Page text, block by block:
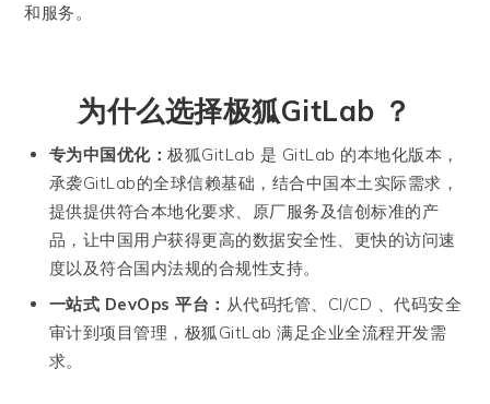
和服务。
为什么选择极狐GitLab ？
专为中国优化：极狐GitLab 是 GitLab 的本地化版本，
承袭GitLab的全球信赖基础，结合中国本土实际需求，
提供提供符合本地化要求、原厂服务及信创标准的产
品，让中国用户获得更高的数据安全性、更快的访问速
度以及符合国内法规的合规性支持。
一站式 DevOps 平台： 从代码托管、CI/CD 、代码安全
审计到项目管理，极狐GitLab 满足企业全流程开发需
求。